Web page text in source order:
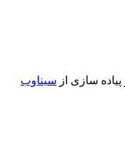
سازی از سیناوب